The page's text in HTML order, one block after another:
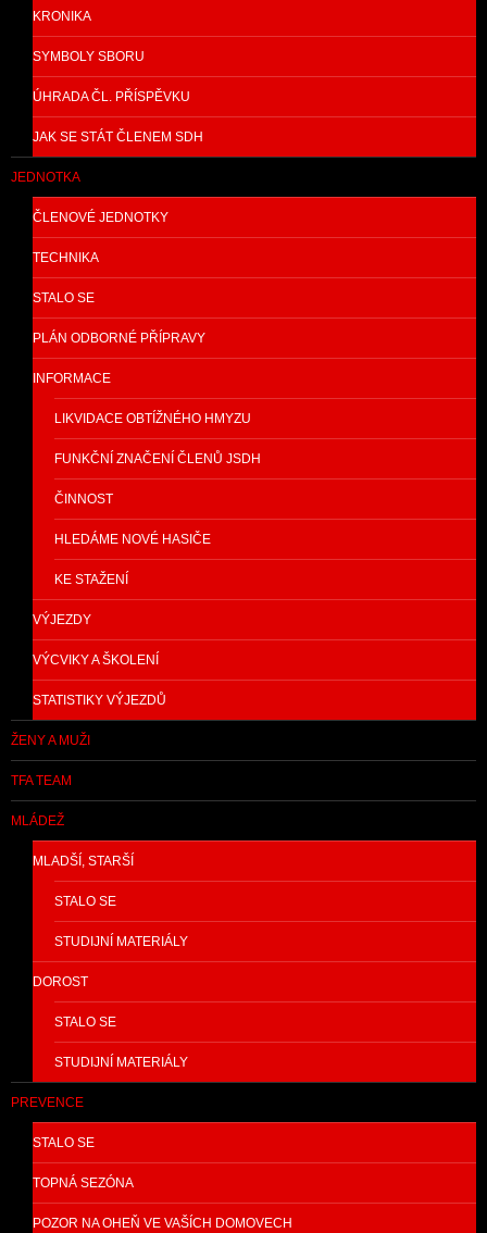
KRONIKA
SYMBOLY SBORU
ÚHRADA ČL. PŘÍSPĚVKU
JAK SE STÁT ČLENEM SDH
JEDNOTKA
ČLENOVÉ JEDNOTKY
TECHNIKA
STALO SE
PLÁN ODBORNÉ PŘÍPRAVY
INFORMACE
LIKVIDACE OBTÍŽNÉHO HMYZU
FUNKČNÍ ZNAČENÍ ČLENŮ JSDH
ČINNOST
HLEDÁME NOVÉ HASIČE
KE STAŽENÍ
VÝJEZDY
VÝCVIKY A ŠKOLENÍ
STATISTIKY VÝJEZDŮ
ŽENY A MUŽI
TFA TEAM
MLÁDEŽ
MLADŠÍ, STARŠÍ
STALO SE
STUDIJNÍ MATERIÁLY
DOROST
STALO SE
STUDIJNÍ MATERIÁLY
PREVENCE
STALO SE
TOPNÁ SEZÓNA
POZOR NA OHEŇ VE VAŠÍCH DOMOVECH